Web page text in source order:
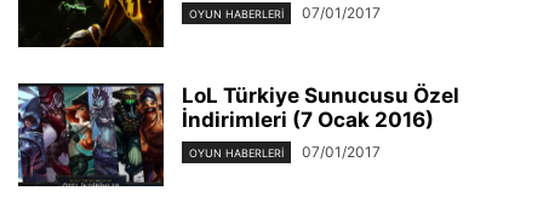
OYUN HABERLERI 07/01/2017
LoL Türkiye Sunucusu Özel
İndirimleri (7 Ocak 2016)
OYUN HABERLERI 07/01/2017